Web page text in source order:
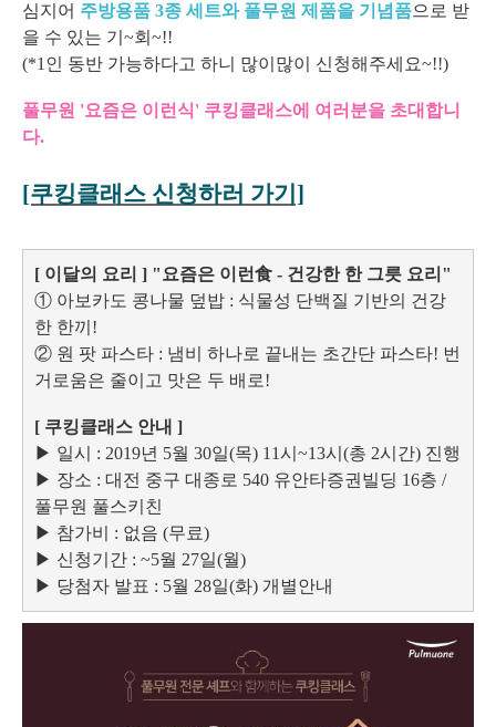
심지어 주방용품 3종 세트와 풀무원 제품을 기념품으로 받
을 수 있는 기~회~!!
(*1인 동반 가능하다고 하니 많이많이 신청해주세요~!!)
풀무원 '요즘은 이런식' 쿠킹클래스에 여러분을 초대합니
다.
[쿠킹클래스 신청하러 가기]
[ 이달의 요리 ] "요즘은 이런食 - 건강한 한 그릇 요리"
① 아보카도 콩나물 덮밥 : 식물성 단백질 기반의 건강
한 한끼!
② 원 팟 파스타 : 냄비 하나로 끝내는 초간단 파스타! 번
거로움은 줄이고 맛은 두 배로!
[ 쿠킹클래스 안내 ]
▶ 일시 : 2019년 5월 30일(목) 11시~13시(총 2시간) 진행
▶ 장소 : 대전 중구 대종로 540 유안타증권빌딩 16층 /
풀무원 풀스키친
▶ 참가비 : 없음 (무료)
▶ 신청기간 : ~5월 27일(월)
▶ 당첨자 발표 : 5월 28일(화) 개별안내